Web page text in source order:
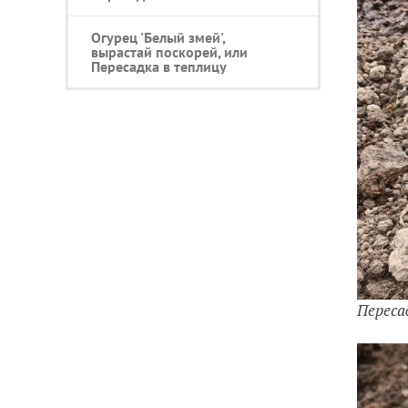
Огурец 'Белый змей',
вырастай поскорей, или
Пересадка в теплицу